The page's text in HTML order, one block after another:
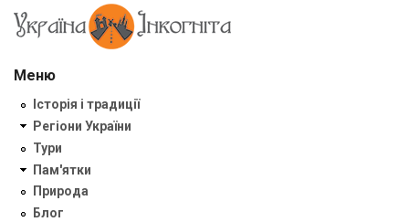
Меню
Історія і традиції
Регіони України
Тури
Пам'ятки
Природа
Блог